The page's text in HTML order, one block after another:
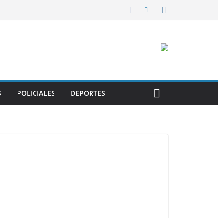
POLICIALES DEPORTES